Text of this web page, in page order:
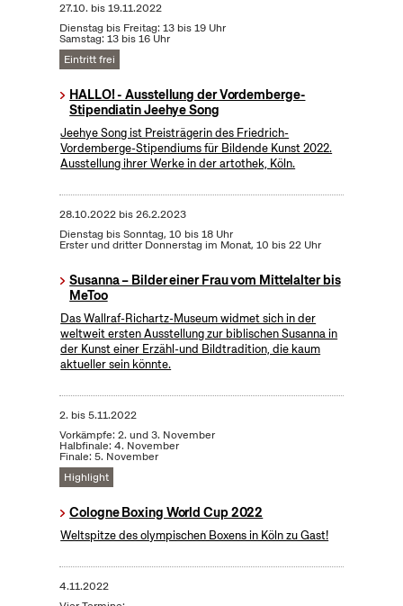
27.10. bis19.11.2022
Dienstag bis Freitag: 13 bis 19 Uhr
Samstag: 13 bis 16 Uhr
Eintritt frei
HALLO! - Ausstellung der Vordemberge-
Stipendiatin Jeehye Song
Jeehye Song ist Preisträgerin des Friedrich-
Vordemberge-Stipendiums für Bildende Kunst 2022.
Ausstellung ihrer Werke in der artothek, Köln.
28.10.2022bis26.2.2023
Dienstag bis Sonntag, 10 bis 18 Uhr
Erster und dritter Donnerstag im Monat, 10 bis 22 Uhr
Susanna – Bilder einer Frau vom Mittelalter bis
MeToo
Das Wallraf-Richartz-Museum widmet sich in der
weltweit ersten Ausstellung zur biblischen Susanna in
der Kunst einer Erzähl-und Bildtradition, die kaum
aktueller sein könnte.
2. bis5.11.2022
Vorkämpfe: 2. und 3. November
Halbfinale: 4. November
Finale: 5. November
Highlight
Cologne Boxing World Cup 2022
Weltspitze des olympischen Boxens in Köln zu Gast!
4.11.2022